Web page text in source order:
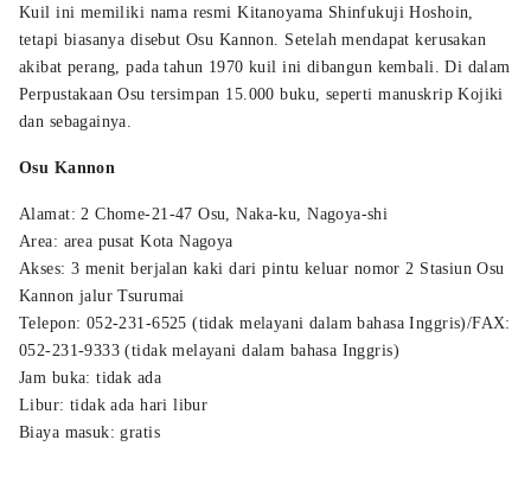
Kuil ini memiliki nama resmi Kitanoyama Shinfukuji Hoshoin,
tetapi biasanya disebut Osu Kannon. Setelah mendapat kerusakan
akibat perang, pada tahun 1970 kuil ini dibangun kembali. Di dalam
Perpustakaan Osu tersimpan 15.000 buku, seperti manuskrip Kojiki
dan sebagainya.
Osu Kannon
Alamat: 2 Chome-21-47 Osu, Naka-ku, Nagoya-shi
Area: area pusat Kota Nagoya
Akses: 3 menit berjalan kaki dari pintu keluar nomor 2 Stasiun Osu
Kannon jalur Tsurumai
Telepon: 052-231-6525 (tidak melayani dalam bahasa Inggris)/FAX:
052-231-9333 (tidak melayani dalam bahasa Inggris)
Jam buka: tidak ada
Libur: tidak ada hari libur
Biaya masuk: gratis